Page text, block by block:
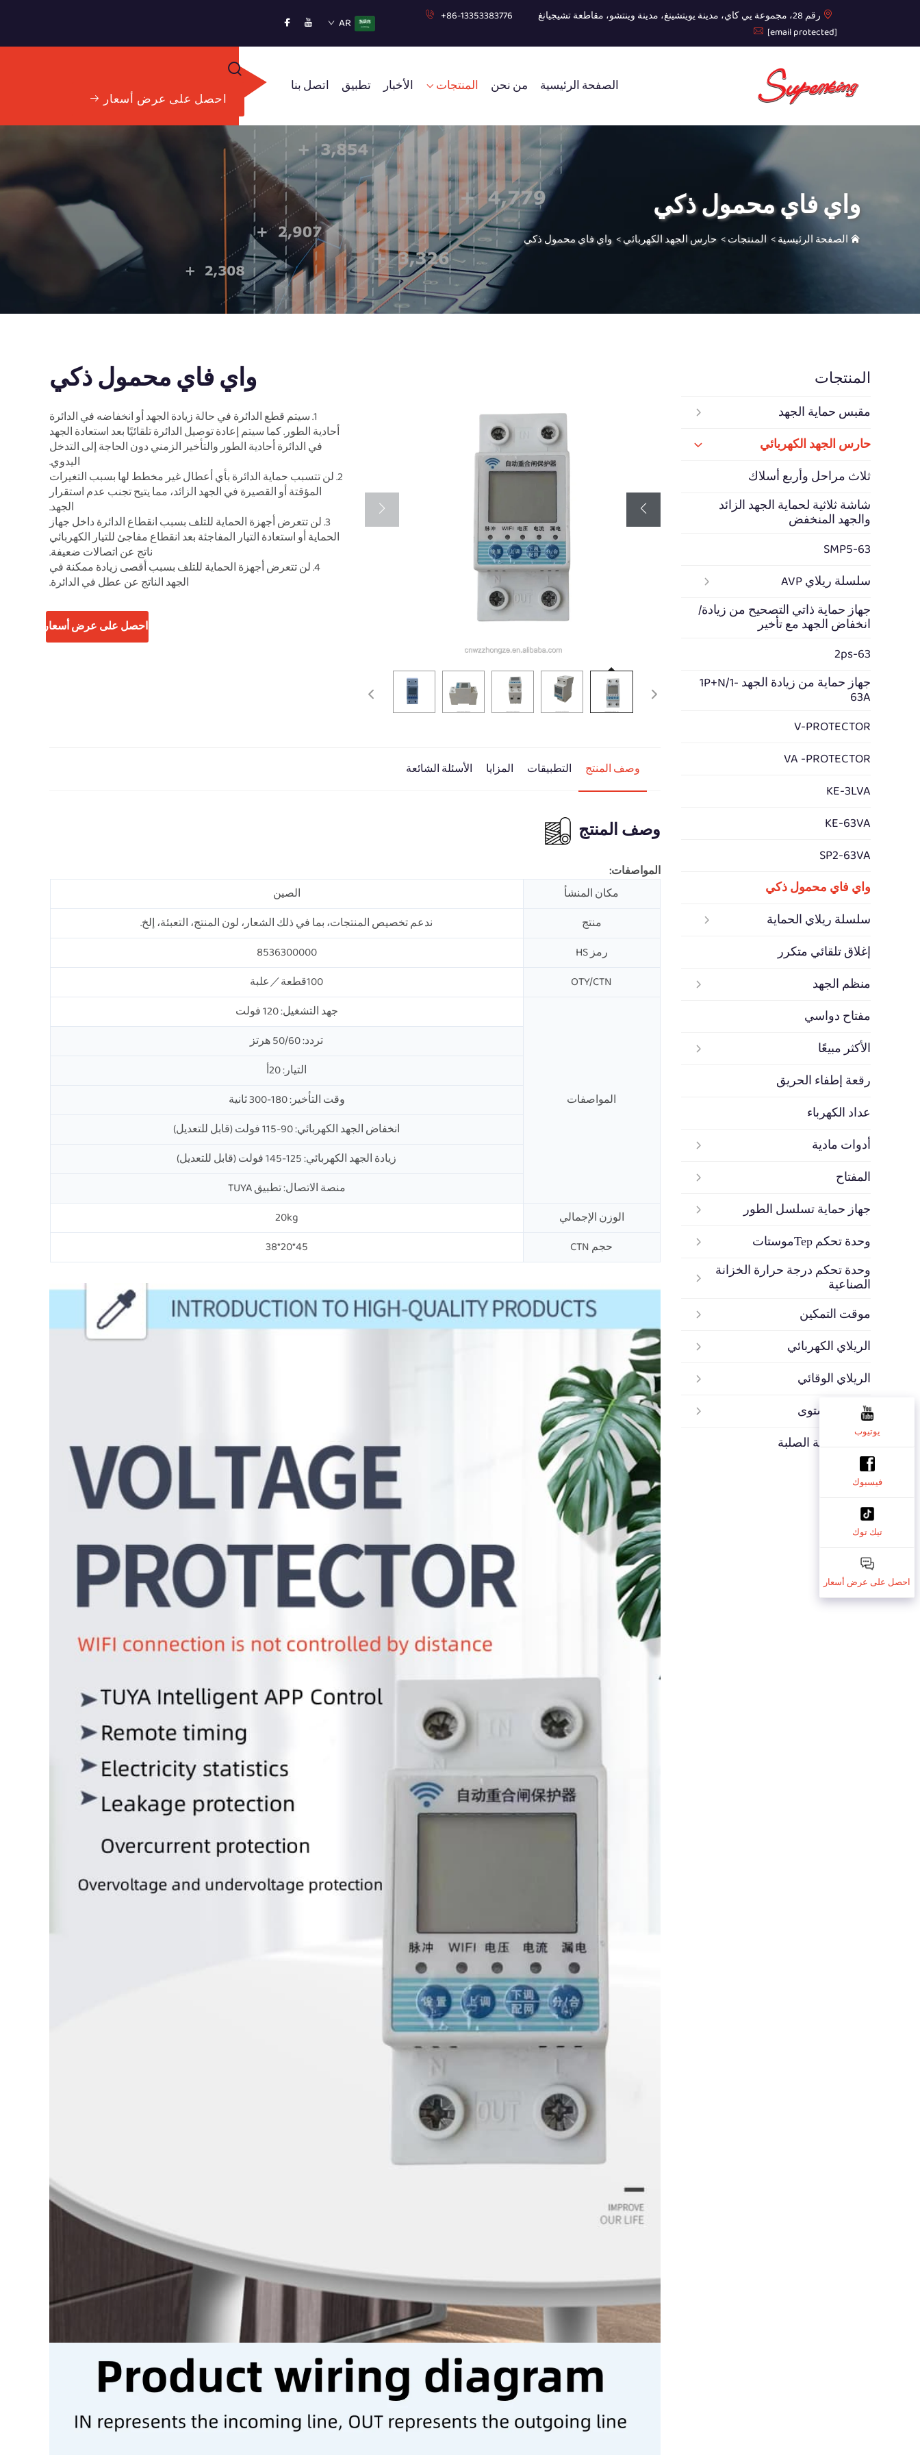
رقم 28، مجموعة يي كاي، مدينة يويتشينغ، مدينة وينتشو، مقاطعة تشيجيانغ
+86-13353383776
[email protected]
AR
الصفحة الرئيسية من نحن المنتجات الأخبار تطبيق اتصل بنا
احصل على عرض أسعار
واي فاي محمول ذكي
الصفحة الرئيسية> المنتجات> حارس الجهد الكهربائي>واي فاي محمول ذكي
المنتجات
مقبس حماية الجهد
حارس الجهد الكهربائي
ثلاث مراحل وأربع أسلاك
شاشة ثلاثية لحماية الجهد الزائد
والجهد المنخفض
SMP5-63
سلسلة ريلاي AVP
جهاز حماية ذاتي التصحيح من زيادة/
انخفاض الجهد مع تأخير
2ps-63
جهاز حماية من زيادة الجهد 1P+N/1-
63A
V-PROTECTOR
VA -PROTECTOR
KE-3LVA
KE-63VA
SP2-63VA
واي فاي محمول ذكي
سلسلة ريلاي الحماية
إغلاق تلقائي متكرر
منظم الجهد
مفتاح دواسي
الأكثر مبيعًا
رقعة إطفاء الحريق
عداد الكهرباء
أدوات مادية
المفتاح
جهاز حماية تسلسل الطور
وحدة تحكم Терموستات
وحدة تحكم درجة حرارة الخزانة
الصناعية
موقت التمكين
الريلاي الكهربائي
الريلاي الوقائي
ريلاي المستوى
ريلاي الحالة الصلبة
واي فاي محمول ذكي
1. سيتم قطع الدائرة في حالة زيادة الجهد أو انخفاضه في الدائرة
أحادية الطور. كما سيتم إعادة توصيل الدائرة تلقائيًا بعد استعادة الجهد
في الدائرة أحادية الطور والتأخير الزمني دون الحاجة إلى التدخل
اليدوي.
2. لن تتسبب حماية الدائرة بأي أعطال غير مخطط لها بسبب التغيرات
المؤقتة أو القصيرة في الجهد الزائد، مما يتيح تجنب عدم استقرار
الجهد.
3. لن تتعرض أجهزة الحماية للتلف بسبب انقطاع الدائرة داخل جهاز
الحماية أو استعادة التيار المفاجئة بعد انقطاع مفاجئ للتيار الكهربائي
ناتج عن اتصالات ضعيفة.
4. لن تتعرض أجهزة الحماية للتلف بسبب أقصى زيادة ممكنة في
الجهد الناتج عن عطل في الدائرة.
احصل على عرض أسعار
وصف المنتج التطبيقات المزايا الأسئلة الشائعة
وصف المنتج
المواصفات:
مكان المنشأ
الصين
منتج
ندعم تخصيص المنتجات، بما في ذلك الشعار، لون المنتج، التعبئة، إلخ.
رمز HS
8536300000
OTY/CTN
100قطعة／علبة
المواصفات
جهد التشغيل: 120 فولت
تردد: 50/60 هرتز
التيار: 20أ
وقت التأخير: 180-300 ثانية
انخفاض الجهد الكهربائي: 90-115 فولت (قابل للتعديل)
زيادة الجهد الكهربائي: 125-145 فولت (قابل للتعديل)
منصة الاتصال: تطبيق TUYA
الوزن الإجمالي
20kg
حجم CTN
45*20*38
يوتيوب
فيسبوك
تيك توك
احصل على عرض أسعار